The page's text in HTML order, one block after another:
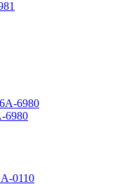
6980